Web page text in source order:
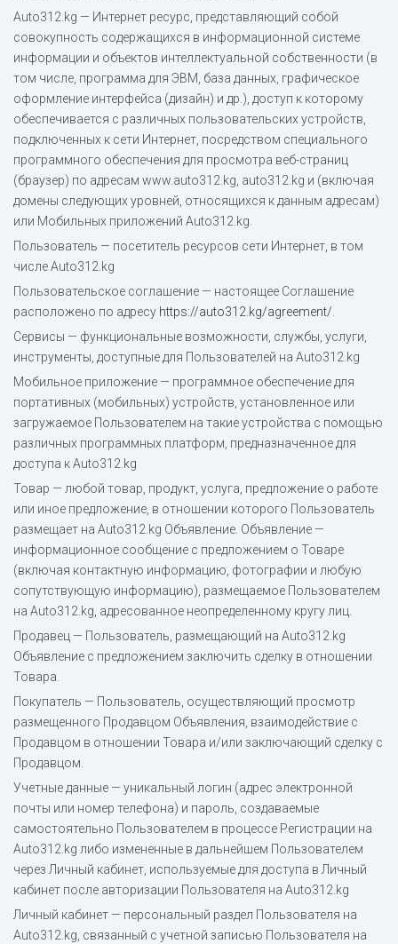
Auto312.kg — Интернет ресурс, представляющий собой
совокупность содержащихся в информационной системе
информации и объектов интеллектуальной собственности (в
том числе, программа для ЭВМ, база данных, графическое
оформление интерфейса (дизайн) и др.), доступ к которому
обеспечивается с различных пользовательских устройств,
подключенных к сети Интернет, посредством специального
программного обеспечения для просмотра веб-страниц
(браузер) по адресам www.auto312.kg, auto312.kg и (включая
домены следующих уровней, относящихся к данным адресам)
или Мобильных приложений Auto312.kg.
Пользователь — посетитель ресурсов сети Интернет, в том
числе Auto312.kg
Пользовательское соглашение — настоящее Соглашение
расположено по адресу https://auto312.kg/agreement/
Сервисы — функциональные возможности, службы, услуги,
инструменты, доступные для Пользователей на Auto312.kg
Мобильное приложение — программное обеспечение для
портативных (мобильных) устройств, установленное или
загружаемое Пользователем на такие устройства с помощью
различных программных платформ, предназначенное для
доступа к Auto312.kg
Товар — любой товар, продукт, услуга, предложение о работе
или иное предложение, в отношении которого Пользователь
размещает на Auto312.kg Объявление. Объявление —
информационное сообщение с предложением о Товаре
(включая контактную информацию, фотографии и любую
сопутствующую информацию), размещаемое Пользователем
на Auto312.kg, адресованное неопределенному кругу лиц.
Продавец — Пользователь, размещающий на Auto312.kg
Объявление с предложением заключить сделку в отношении
Товара.
Покупатель — Пользователь, осуществляющий просмотр
размещенного Продавцом Объявления, взаимодействие с
Продавцом в отношении Товара и/или заключающий сделку с
Продавцом.
Учетные данные — уникальный логин (адрес электронной
почты или номер телефона) и пароль, создаваемые
самостоятельно Пользователем в процессе Регистрации на
Auto312.kg либо измененные в дальнейшем Пользователем
через Личный кабинет, используемые для доступа в Личный
кабинет после авторизации Пользователя на Auto312.kg
Личный кабинет — персональный раздел Пользователя на
Auto312.kg, связанный с учетной записью Пользователя на